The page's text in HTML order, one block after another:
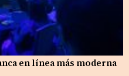
en línea más moderna